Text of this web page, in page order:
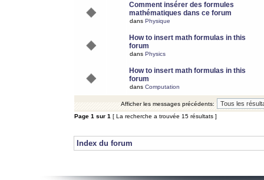
Comment insérer des formules
mathématiques dans ce forum
dans Physique
How to insert math formulas in this
forum
dans Physics
How to insert math formulas in this
forum
dans Computation
Afficher les messages précédents:
Page 1 sur 1 [ La recherche a trouvée 15 résultats ]
Index du forum